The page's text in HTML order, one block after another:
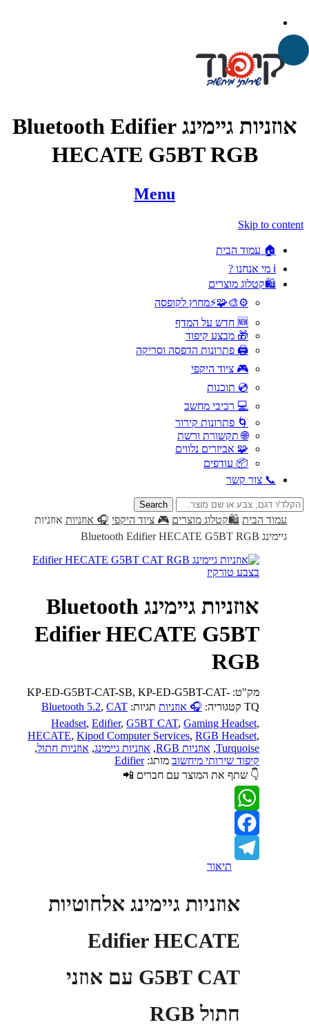
אוזניות גיימינג Bluetooth Edifier
HECATE G5BT RGB
Menu
Skip to content
🏠 עמוד הבית
ℹ️ מי אנחנו ?
🛍️קטלוג מוצרים
⚙️🎨🧩⚡️מחוץ לקופסה
🆕 חדש על המדף
🎁 מבצע קיפוד
🖨️ פתרונות הדפסה וסריקה
🎮 ציוד היקפי
💿 תוכנות
💻 רכיבי מחשב
🌀 פתרונות קירור
🌐 תקשורת ורשת
🧩 אביזרים נלווים
📦 עודפים
📞 צור קשר
Search
for: עמוד הבית 🛍️קטלוג מוצרים 🎮 ציוד היקפי 🎧 אוזניות אוזניות
גיימינג Bluetooth Edifier HECATE G5BT RGB
אוזניות גיימינג Bluetooth
Edifier HECATE G5BT
RGB
מק"ט: KP-ED-G5BT-CAT-SB, KP-ED-G5BT-CAT-
TQ קטגוריה: 🎧 אוזניות תגיות: Bluetooth 5.2, CAT
Headset, Edifier, G5BT CAT, Gaming Headset,
HECATE, Kipod Computer Services, RGB Headset,
Turquoise
, אוזניות RGB , אוזניות גיימינג, אוזניות חתול,
קיפוד שירותי מיחשוב מותג:Edifier
👇 שתף את המוצר עם חברים 📲
WhatsApp
Facebook
Telegram
תיאור
אוזניות גיימינג אלחוטיות
Edifier HECATE
G5BT CAT עם אוזני
חתול RGB